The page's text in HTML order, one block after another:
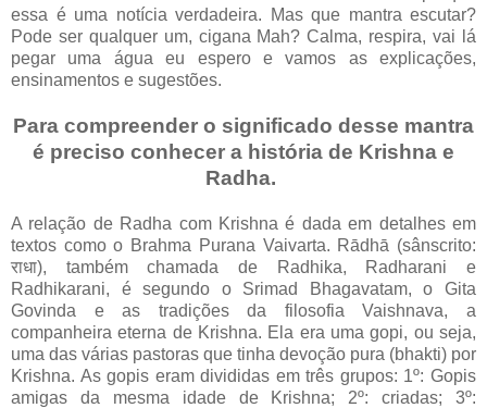
essa é uma notícia verdadeira. Mas que mantra escutar?
Pode ser qualquer um, cigana Mah? Calma, respira, vai lá
pegar uma água eu espero e vamos as explicações,
ensinamentos e sugestões.
Para compreender o significado desse mantra
é preciso conhecer a história de Krishna e
Radha.
A relação de Radha com Krishna é dada em detalhes em
textos como o Brahma Purana Vaivarta. Rādhā (sânscrito:
राधा), também chamada de Radhika, Radharani e
Radhikarani, é segundo o Srimad Bhagavatam, o Gita
Govinda e as tradições da filosofia Vaishnava, a
companheira eterna de Krishna. Ela era uma gopi, ou seja,
uma das várias pastoras que tinha devoção pura (bhakti) por
Krishna. As gopis eram divididas em três grupos: 1º: Gopis
amigas da mesma idade de Krishna; 2º: criadas; 3º: